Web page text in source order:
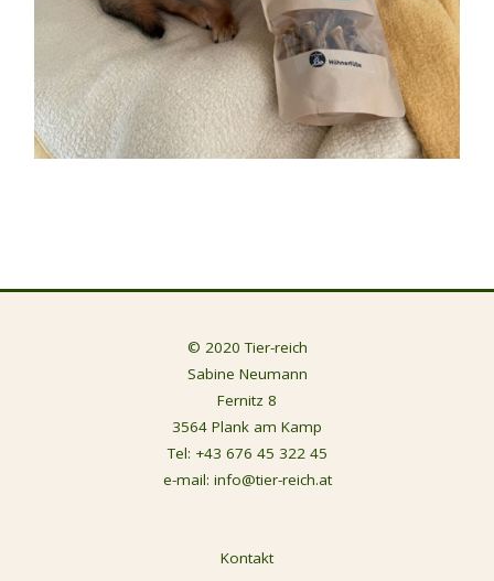
© 2020 Tier-reich
Sabine Neumann
Fernitz 8
3564 Plank am Kamp
Tel: +43 676 45 322 45
e-mail: info@tier-reich.at
Kontakt